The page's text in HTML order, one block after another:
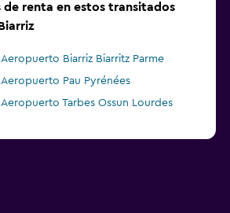
de renta en estos transitados
Biarriz Biarritz Parme
Pau Pyrénées
Tarbes Ossun Lourdes